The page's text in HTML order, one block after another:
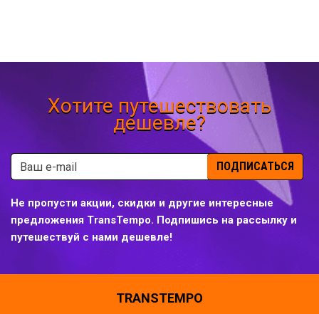
Хотите путешествовать
дешевле?
ПОДПИСАТЬСЯ
Не пропусти акции, скидки и другие интересные
предложения TransTempo. Подпишись на рассылку и
путешествуй с нами дешевле!
TRANSTEMPO